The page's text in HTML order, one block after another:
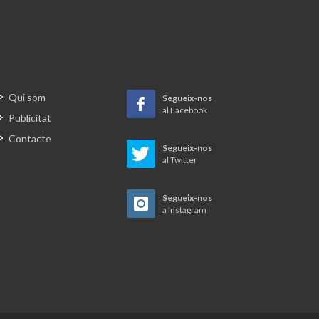
Qui som
Publicitat
Contacte
Segueix-nos
al Facebook
Segueix-nos
al Twitter
Segueix-nos
a Instagram